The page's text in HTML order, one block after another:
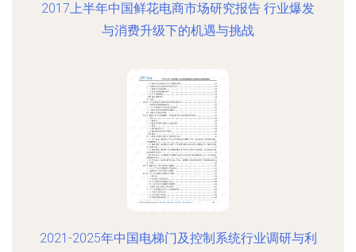
2017上半年中国鲜花电商市场研究报告 行业爆发
与消费升级下的机遇与挑战
2021-2025年中国电梯门及控制系统行业调研与利